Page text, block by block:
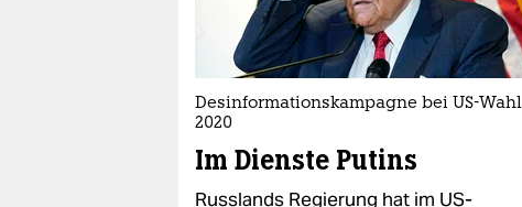
Desinformationskampagne bei US-Wahl
2020
Im Dienste Putins
Russlands Regierung hat im US-